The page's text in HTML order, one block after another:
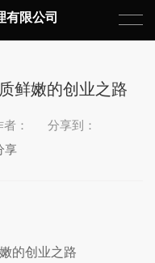
有限公司
鲜嫩的创业之路
者：
分享到：
享
的创业之路